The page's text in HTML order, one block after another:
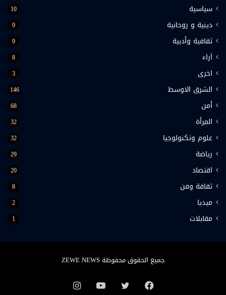
سياسية 10
دينية و روحانية 9
ثقافية وأدبية 9
اَراء 8
اخرى 3
الشرق الاوسط 146
أمن 68
المرأة 32
علوم وتكنولوجيا 32
رياضة 29
اقتصاد 20
ثقافة وفن 8
ميديا 2
مقابلات 1
جميع الحقوق محفوظة ZEWE NEWS
فيسبوكتويتر يوتيوبانستقرام